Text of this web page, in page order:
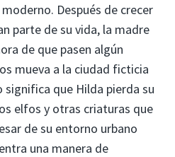
Después de crecer
parte de su vida, la madre
de que pasen algún
mueva a la ciudad ficticia
significa que Hilda pierda su
elfos y otras criaturas que
de su entorno urbano
una manera de